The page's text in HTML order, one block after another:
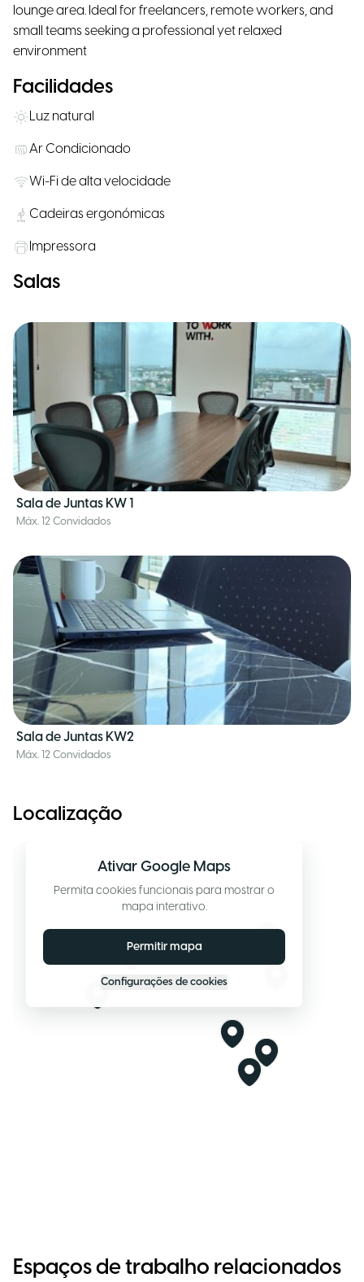
lounge area. Ideal for freelancers, remote workers, and
small teams seeking a professional yet relaxed
environment
Facilidades
Luz natural
Ar Condicionado
Wi-Fi de alta velocidade
Cadeiras ergonómicas
Impressora
Salas
Sala de Juntas KW 1
Máx. 12 Convidados
Sala de Juntas KW2
Máx. 12 Convidados
Localização
Ativar Google Maps
Permita cookies funcionais para mostrar o
mapa interativo.
Permitir mapa
Configurações de cookies
Espaços de trabalho relacionados